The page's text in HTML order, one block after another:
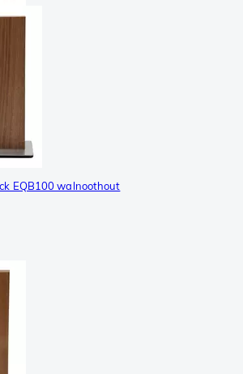
EQB100 walnoothout